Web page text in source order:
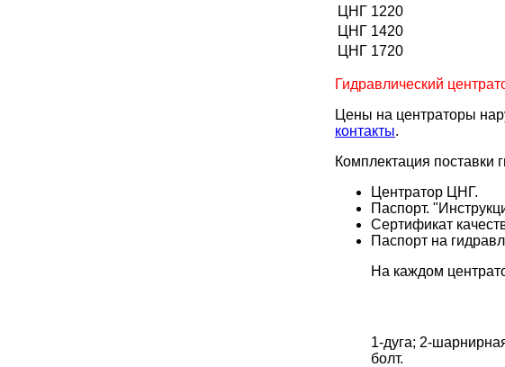
ЦНГ 1220
ЦНГ 1420
ЦНГ 1720
Гидравлический
Цены на центраторы
контакты.
Комплектация поставки
Центратор ЦНГ.
Паспорт.
Сертификат
Паспорт на
На каждом
1-дуга; 2-
болт.